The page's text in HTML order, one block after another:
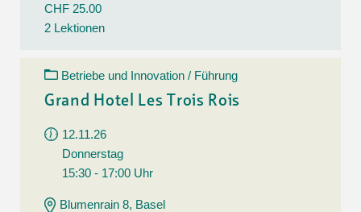
CHF 25.00
2 Lektionen
Betriebe und Innovation / Führung
Grand Hotel Les Trois Rois
12.11.26
Donnerstag
15:30 - 17:00 Uhr
Blumenrain 8, Basel